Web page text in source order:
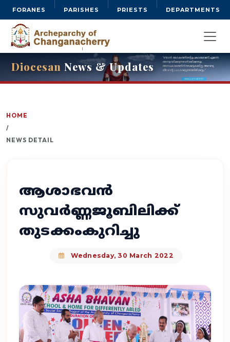
FORANES PARISHES PRIESTS DEPARTMENTS
Diocesan News & Updates
HOME
/
NEWS DETAIL
ആശാഭവൻ
സുവർണ്ണജൂബിലിക്ക്
തുടക്കംകുറിച്ചു
Wednesday, 30 March 2022